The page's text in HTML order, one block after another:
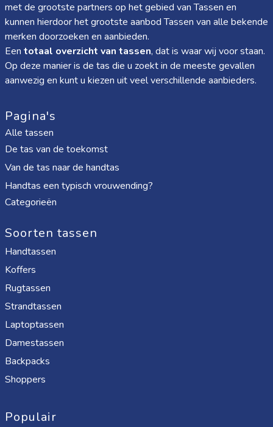
met de grootste partners op het gebied van Tassen en
kunnen hierdoor het grootste aanbod Tassen van alle bekende
merken doorzoeken en aanbieden.
Een totaal overzicht van tassen, dat is waar wij voor staan.
Op deze manier is de tas die u zoekt in de meeste gevallen
aanwezig en kunt u kiezen uit veel verschillende aanbieders.
Pagina's
Alle tassen
De tas van de toekomst
Van de tas naar de handtas
Handtas een typisch vrouwending?
Categorieën
Soorten tassen
Handtassen
Koffers
Rugtassen
Strandtassen
Laptoptassen
Damestassen
Backpacks
Shoppers
Populair